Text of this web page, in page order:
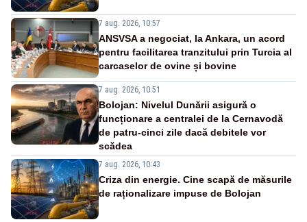
7 aug. 2026, 10:57
ANSVSA a negociat, la Ankara, un acord
pentru facilitarea tranzitului prin Turcia al
carcaselor de ovine și bovine
7 aug. 2026, 10:51
Bolojan: Nivelul Dunării asigură o
funcționare a centralei de la Cernavodă
de patru-cinci zile dacă debitele vor
scădea
7 aug. 2026, 10:43
Criza din energie. Cine scapă de măsurile
de raționalizare impuse de Bolojan